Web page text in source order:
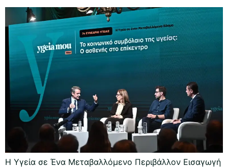
Η Υγεία σε Ένα Μεταβαλλόμενο Περιβάλλον Εισαγωγή